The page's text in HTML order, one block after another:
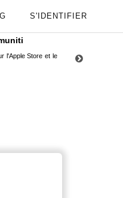
S'IDENTIFIER
l'Apple Store et le